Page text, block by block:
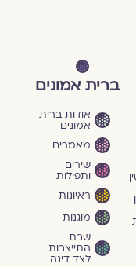
ברית אמונים
אודות ברית
אמונים
מאמרים
שירים
ותפילות
ראיונות
מוגנוּת
שבת
התייצבות
לצד דינה